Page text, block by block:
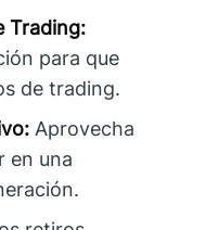
Trading:
para que
de trading.
Aprovecha
en una